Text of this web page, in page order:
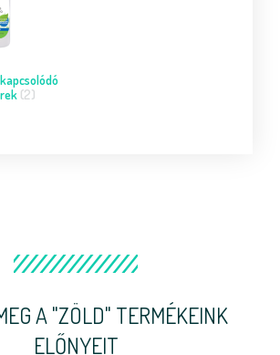
(2)
A "ZÖLD" TERMÉKEINK
ELŐNYEIT